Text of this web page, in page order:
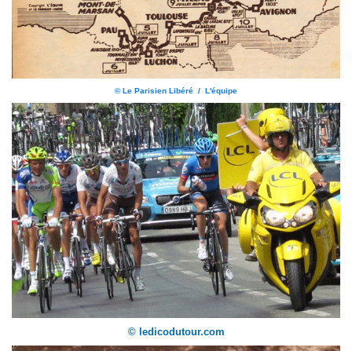
© Le Parisien Libéré / L'équipe
© ledicodutour.com